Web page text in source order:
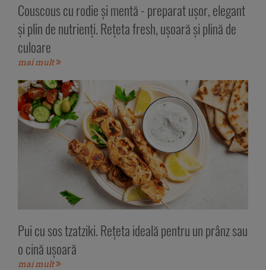
Couscous cu rodie și mentă - preparat ușor, elegant
și plin de nutrienți. Rețeta fresh, ușoară și plină de
culoare
mai mult
Pui cu sos tzatziki. Rețeta ideală pentru un prânz sau
o cină ușoară
mai mult